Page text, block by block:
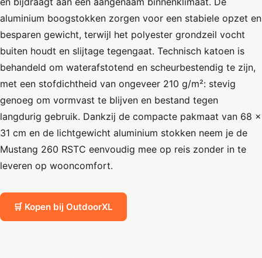
aluminium boogstokken zorgen voor een stabiele opzet en
besparen gewicht, terwijl het polyester grondzeil vocht
buiten houdt en slijtage tegengaat. Technisch katoen is
behandeld om waterafstotend en scheurbestendig te zijn,
met een stofdichtheid van ongeveer 210 g/m²: stevig
genoeg om vormvast te blijven en bestand tegen
langdurig gebruik. Dankzij de compacte pakmaat van 68 ×
31 cm en de lichtgewicht aluminium stokken neem je de
Mustang 260 RSTC eenvoudig mee op reis zonder in te
leveren op wooncomfort.
🛒 Kopen bij OutdoorXL